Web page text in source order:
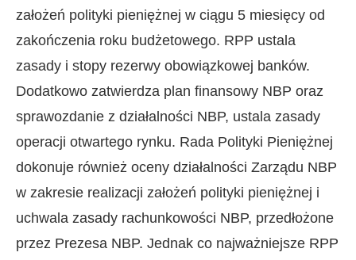
założeń polityki pieniężnej w ciągu 5 miesięcy od
zakończenia roku budżetowego. RPP ustala
zasady i stopy rezerwy obowiązkowej banków.
Dodatkowo zatwierdza plan finansowy NBP oraz
sprawozdanie z działalności NBP, ustala zasady
operacji otwartego rynku. Rada Polityki Pieniężnej
dokonuje również oceny działalności Zarządu NBP
w zakresie realizacji założeń polityki pieniężnej i
uchwala zasady rachunkowości NBP, przedłożone
przez Prezesa NBP. Jednak co najważniejsze RPP